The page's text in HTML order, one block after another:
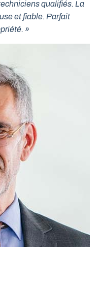
qualifiés. La
et fiable. Parfait
»